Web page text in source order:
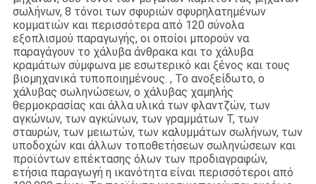
ΒΊΝΤΕΟ
ΕΜΦΆΝΙΣΗ
VR
ΣΧΕΤΙΚΆ
ΜΕ
σωλήνων, 8 τόνοι των σφυριών σφυρηλατημένων
κομματιών και περισσότερα από 120 σύνολα
εξοπλισμού παραγωγής, οι οποίοι μπορούν να
παραγάγουν το χάλυβα άνθρακα και το χάλυβα
κραμάτων σύμφωνα με εσωτερικό και ξένος και τους
βιομηχανικά τυποποιημένους. , Το ανοξείδωτο, ο
χάλυβας σωληνώσεων, ο χάλυβας χαμηλής
θερμοκρασίας και άλλα υλικά των φλαντζών, των
αγκώνων, των αγκώνων, των γραμμάτων Τ, των
σταυρών, των μειωτών, των καλυμμάτων σωλήνων, των
υποδοχών και άλλων τοποθετήσεων σωληνώσεων και
προϊόντων επέκτασης όλων των προδιαγραφών,
ετήσια παραγωγή η ικανότητα είναι περισσότεροι από